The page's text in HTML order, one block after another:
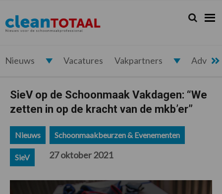
de
hoofdnavigatie
de
hoofd
de
eerste
de
voettekst
Cleantotaal.nl
Het
laatste
voor
schoonmaak
Zoeken...
Zoek
Nieuws Vacatures Vakpartners
SieV op de Schoonmaak Vakdagen: “We
zetten in op de kracht van de mkb’er”
Nieuws Schoonmaakbeurzen & Evenementen
SieV 27 oktober 2021